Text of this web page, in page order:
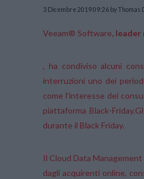
3 Dicembre 2019 09:26 by Thomas
Veeam® Software, leader
, ha condiviso alcuni
interruzioni uno dei
come l’interesse dei
piattaforma Black-
durante il Black Friday.
Il Cloud Data
dagli acquirenti online,